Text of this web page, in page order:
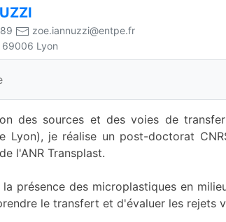
zoe.iannuzzi@entpe.fr
69006 Lyon
des sources et des voies de
Lyon), je réalise un post-doctorat
l'ANR Transplast.
présence des microplastiques en
le transfert et d'évaluer les rejets